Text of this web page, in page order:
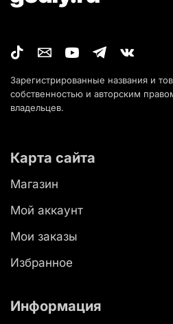
Зарегистрированные названия и
собственностью и авторским
владельцев.
Карта сайта
Магазин
Мой аккаунт
Мои заказы
Избранное
Информация